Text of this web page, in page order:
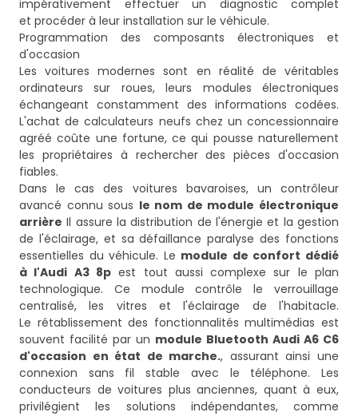
impérativement effectuer un diagnostic complet
et procéder à leur installation sur le véhicule.
Programmation des composants électroniques et
d'occasion
Les voitures modernes sont en réalité de véritables
ordinateurs sur roues, leurs modules électroniques
échangeant constamment des informations codées.
L'achat de calculateurs neufs chez un concessionnaire
agréé coûte une fortune, ce qui pousse naturellement
les propriétaires à rechercher des pièces d'occasion
fiables.
Dans le cas des voitures bavaroises, un contrôleur
avancé connu sous le nom de module électronique
arrière Il assure la distribution de l'énergie et la gestion
de l'éclairage, et sa défaillance paralyse des fonctions
essentielles du véhicule. Le module de confort dédié
à l'Audi A3 8pest tout aussi complexe sur le plan
technologique. Ce module contrôle le verrouillage
centralisé, les vitres et l'éclairage de l'habitacle.
Le rétablissement des fonctionnalités multimédias est
souvent facilité par un module Bluetooth Audi A6 C6
d'occasion en état de marche., assurant ainsi une
connexion sans fil stable avec le téléphone. Les
conducteurs de voitures plus anciennes, quant à eux,
privilégient les solutions indépendantes, comme